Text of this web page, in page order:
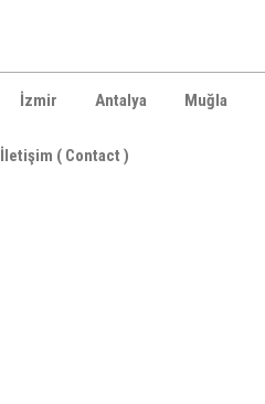
İzmir Antalya Muğla
İletişim ( Contact )